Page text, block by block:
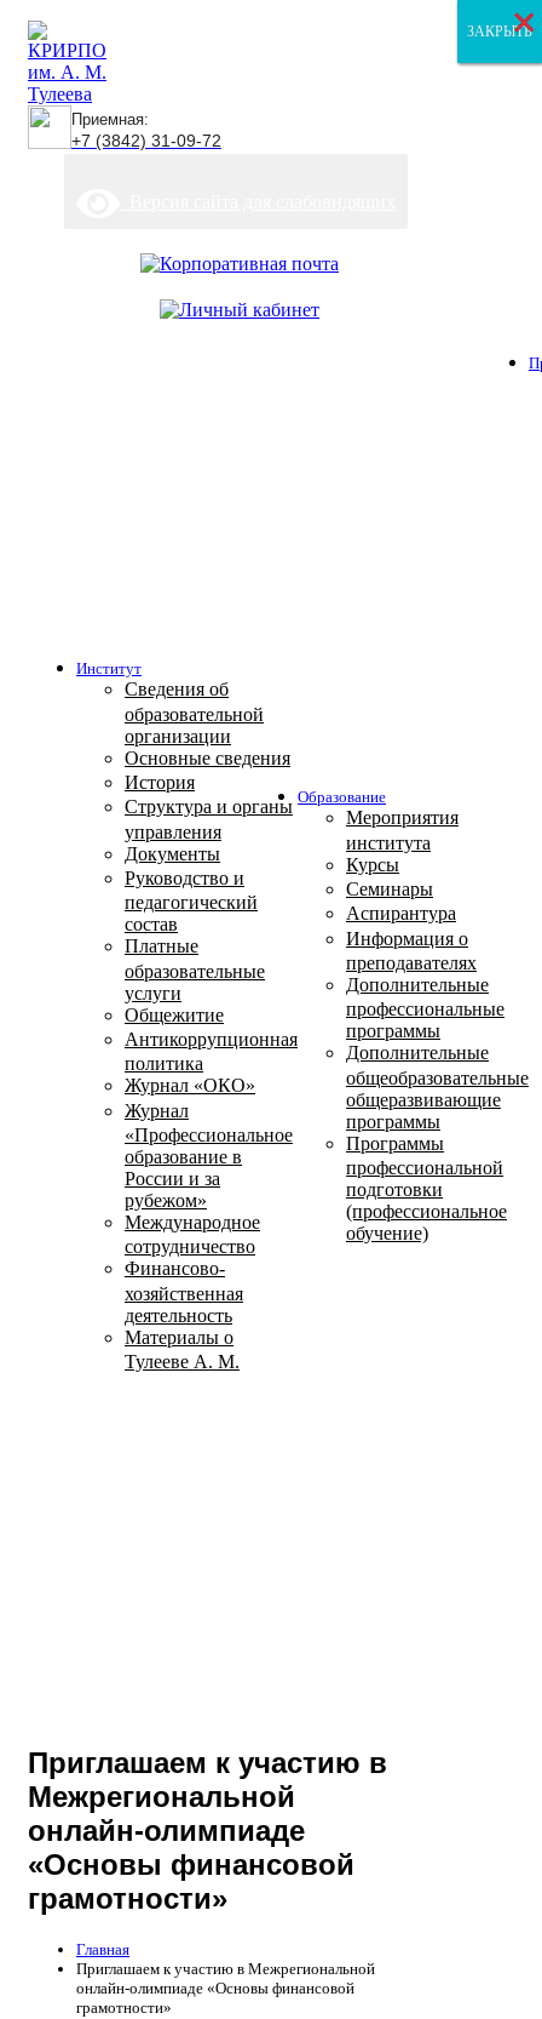
Приемная:
+7 (3842) 31-09-72
Институт
Сведения об
образовательной
организации
Основные сведения
История
Структура и органы
управления
Документы
Руководство и
педагогический
состав
Платные
образовательные
услуги
Общежитие
Антикоррупционная
политика
Журнал «ОКО»
Журнал
«Профессиональное
образование в
России и за
рубежом»
Международное
сотрудничество
Финансово-
хозяйственная
деятельность
Материалы о
Тулееве А. М.
Образование
Мероприятия
института
Курсы
Семинары
Аспирантура
Информация о
преподавателях
Дополнительные
профессиональные
программы
Дополнительные
общеобразовательные
общеразвивающие
программы
Программы
профессиональной
подготовки
(профессиональное
обучение)
Приглашаем к участию в
Межрегиональной
онлайн-олимпиаде
«Основы финансовой
грамотности»
Главная
Приглашаем к участию в Межрегиональной
онлайн-олимпиаде «Основы финансовой
грамотности»
ЗАКРЫТЬ
ЗАКРЫТЬ
ЗАКРЫТЬ
×
×
×